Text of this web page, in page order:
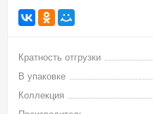
Кратность отгрузки
В упаковке
Коллекция